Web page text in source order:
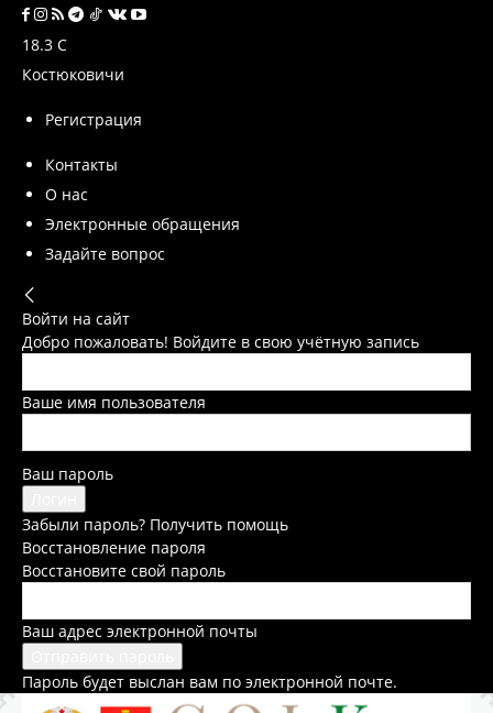
18.3 C
Костюковичи
Регистрация
Контакты
О нас
Электронные обращения
Задайте вопрос
Войти на сайт
Добро пожаловать! Войдите в свою учётную запись
Ваше имя пользователя
Ваш пароль
Забыли пароль? Получить помощь
Восстановление пароля
Восстановите свой пароль
Ваш адрес электронной почты
Пароль будет выслан вам по электронной почте.